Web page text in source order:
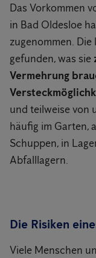
Das Vorkommen
in Bad Oldesloe
zugenommen.
gefunden, was sie
Vermehrung
und teilweise von
häufig im Garten,
Schuppen, in
Abfalllagern.
Die Risiken
Viele Menschen